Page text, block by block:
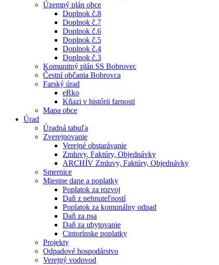
Územný plán obce
Doplnok č.8
Doplnok č.7
Doplnok č.6
Doplnok č.5
Doplnok č.4
Doplnok č.3
Komunitný plán SS Bobrovec
Čestní občania Bobrovca
Farský úrad
eRko
Kňazi v histórii farnosti
Mapa obce
Úrad
Úradná tabuľa
Zverejnovanie
Verejné obstarávanie
Zmluvy, Faktúry, Objednávky
ARCHÍV Zmluvy, Faktúry, Objednávky
Smernice
Miestne dane a poplatky
Poplatok za rozvoj
Daň z nehnuteľností
Poplatok za komunálny odpad
Daň za psa
Daň za ubytovanie
Cintorínske poplatky
Projekty
Odpadové hospodárstvo
Verejný vodovod